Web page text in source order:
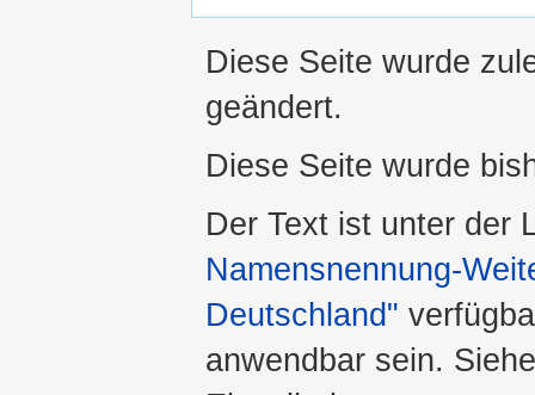
Diese Seite wurde
geändert.
Diese Seite wurde
Der Text ist unter der
Namensnennung-
Deutschland"
anwendbar sein.